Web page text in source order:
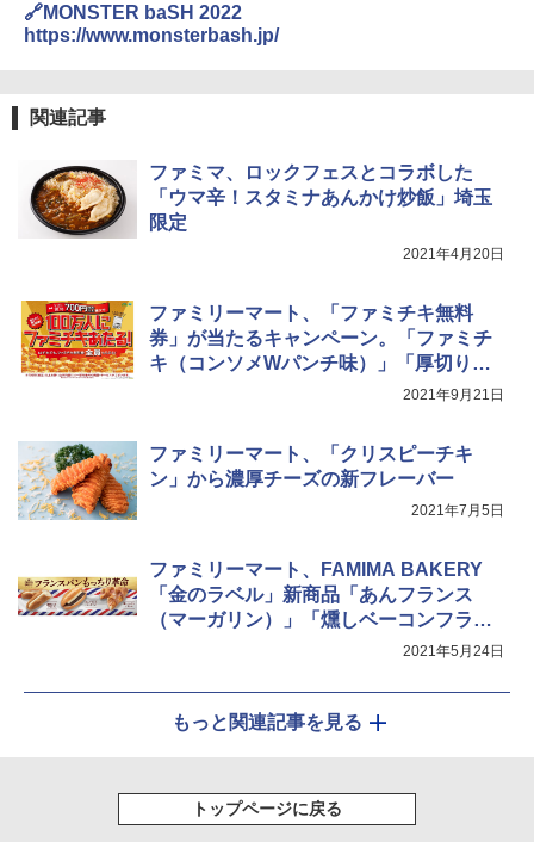
￥26,130
ジ 石窯ドーム ER-D80A(K) ブラック 25
0℃ 1段調理 フラットテーブル 電子レン
ジ 赤外線センサー ノンフライ調理 簡単
お手入れ 小型 新生活 一人暮らし 二人暮
5
シャープ ウォーターオーブン ヘルシオ
クション トースト機能
￥44,800
🔗MONSTER baSH 2022
https://www.monsterbash.jp/
関連記事
ファミマ、ロックフェスとコラボした
「ウマ辛！スタミナあんかけ炒飯」埼玉
限定
2021年4月20日
ファミリーマート、「ファミチキ無料
券」が当たるキャンペーン。「ファミチ
キ（コンソメWパンチ味）」「厚切りポ
テトチップス ファミチキ味」も登場
2021年9月21日
ファミリーマート、「クリスピーチキ
ン」から濃厚チーズの新フレーバー
2021年7月5日
ファミリーマート、FAMIMA BAKERY
「金のラベル」新商品「あんフランス
（マーガリン）」「燻しベーコンフラン
2021年5月24日
もっと関連記事を見る
トップページに戻る